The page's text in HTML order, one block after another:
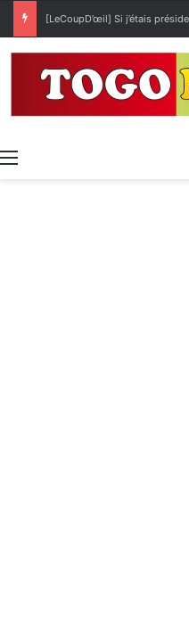
[LeCoupD’œil] Si j’étais
Menu